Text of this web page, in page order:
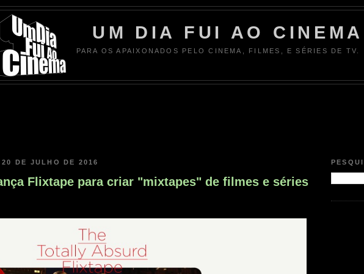
UM DIA FUI AO CINEMA
PARA OS APAIXONADOS PELO CINEMA, FILMES, E SÉRIES DE TV.
DE JULHO DE 2016
Flixtape para criar "mixtapes" de filmes e séries